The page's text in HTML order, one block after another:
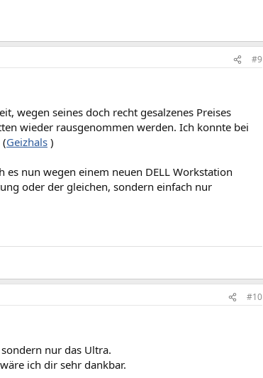
#9
wegen seines doch recht gesalzenes Preises
wieder rausgenommen werden. Ich konnte bei
Geizhals )
nun wegen einem neuen DELL Workstation
oder der gleichen, sondern einfach nur
#10
nur das Ultra.
ich dir sehr dankbar.